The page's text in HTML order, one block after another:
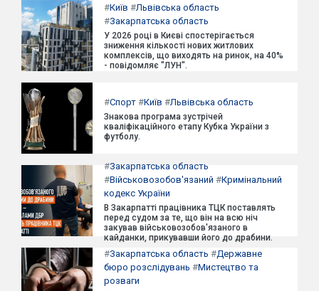
#Київ #Львівська область
#Закарпатська область
У 2026 році в Києві спостерігається
зниження кількості нових житлових
комплексів, що виходять на ринок, на 40%
- повідомляє "ЛУН".
#Спорт #Київ #Львівська область
Знакова програма зустрічей
кваліфікаційного етапу Кубка України з
футболу.
#Закарпатська область
#Військовозобов'язаний #Кримінальний
кодекс України
В Закарпатті працівника ТЦК поставлять
перед судом за те, що він на всю ніч
закував військовозобов'язаного в
кайданки, прикувавши його до драбини.
#Закарпатська область #Державне
бюро розслідувань #Мистецтво та
розваги